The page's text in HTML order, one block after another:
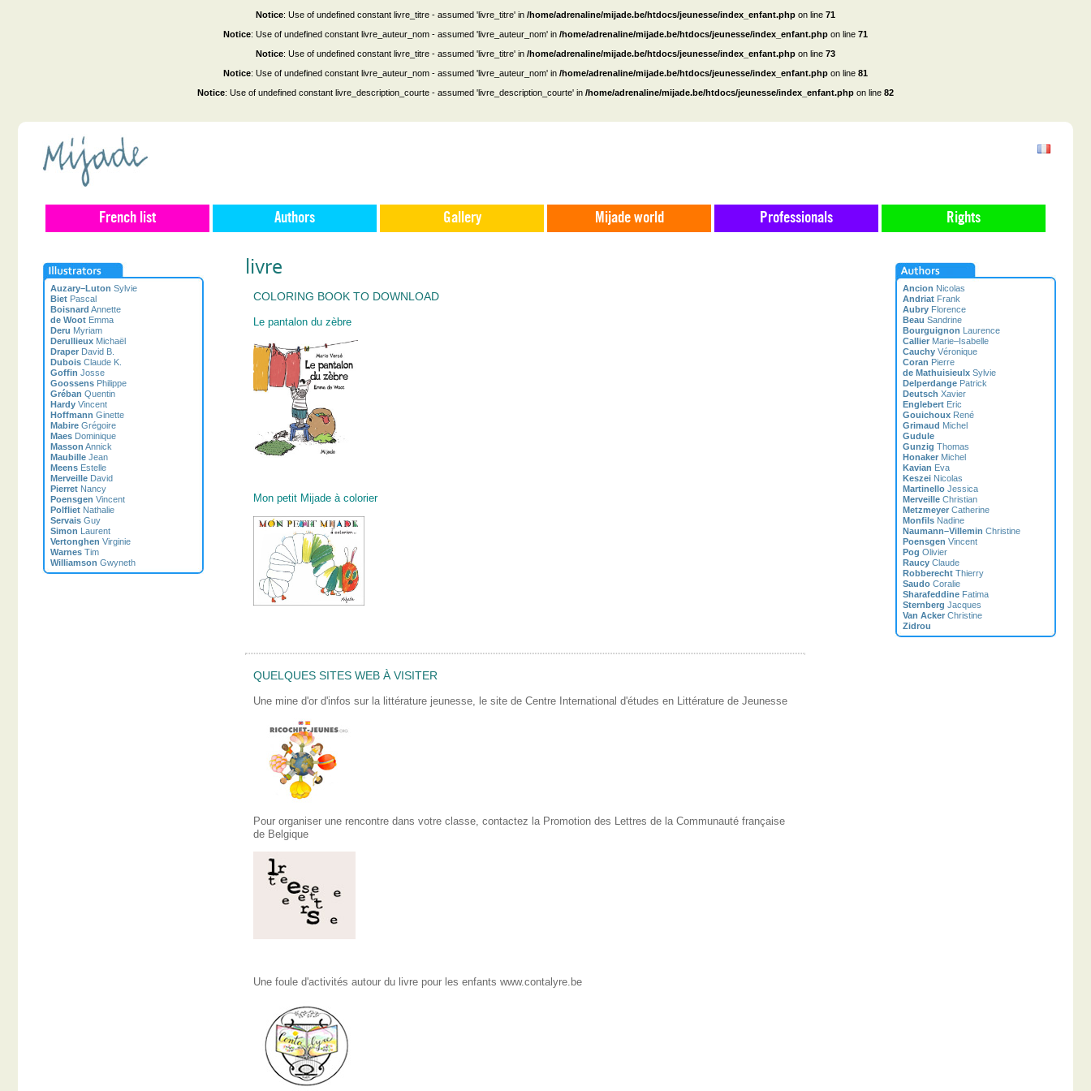
Notice: Use of undefined constant livre_titre - assumed 'livre_titre' in /home/adrenaline/mijade.be/htdocs/jeunesse/index_enfant.php on line 71
Notice: Use of undefined constant livre_auteur_nom - assumed 'livre_auteur_nom' in /home/adrenaline/mijade.be/htdocs/jeunesse/index_enfant.php on line 71
Notice: Use of undefined constant livre_titre - assumed 'livre_titre' in /home/adrenaline/mijade.be/htdocs/jeunesse/index_enfant.php on line 73
Notice: Use of undefined constant livre_auteur_nom - assumed 'livre_auteur_nom' in /home/adrenaline/mijade.be/htdocs/jeunesse/index_enfant.php on line 81
Notice: Use of undefined constant livre_description_courte - assumed 'livre_description_courte' in /home/adrenaline/mijade.be/htdocs/jeunesse/index_enfant.php on line 82
French list Authors Gallery Mijade world Professionals Rights
Auzary–Luton Sylvie
Biet Pascal
Boisnard Annette
de Woot Emma
Deru Myriam
Derullieux Michaël
Draper David B.
Dubois Claude K.
Goffin Josse
Goossens Philippe
Gréban Quentin
Hardy Vincent
Hoffmann Ginette
Mabire Grégoire
Maes Dominique
Masson Annick
Maubille Jean
Meens Estelle
Merveille David
Pierret Nancy
Poensgen Vincent
Polfliet Nathalie
Servais Guy
Simon Laurent
Vertonghen Virginie
Warnes Tim
Williamson Gwyneth
livre
COLORING BOOK TO DOWNLOAD
Le pantalon du zèbre
Mon petit Mijade à colorier
QUELQUES SITES WEB À VISITER
Une mine d'or d'infos sur la littérature jeunesse, le site de Centre International d'études en Littérature de Jeunesse
Pour organiser une rencontre dans votre classe, contactez la Promotion des Lettres de la Communauté française
de Belgique
Une foule d'activités autour du livre pour les enfants www.contalyre.be
Ancion Nicolas
Andriat Frank
Aubry Florence
Beau Sandrine
Bourguignon Laurence
Callier Marie–Isabelle
Cauchy Véronique
Coran Pierre
de Mathuisieulx Sylvie
Delperdange Patrick
Deutsch Xavier
Englebert Eric
Gouichoux René
Grimaud Michel
Gudule
Gunzig Thomas
Honaker Michel
Kavian Eva
Keszei Nicolas
Martinello Jessica
Merveille Christian
Metzmeyer Catherine
Monfils Nadine
Naumann–Villemin Christine
Poensgen Vincent
Pog Olivier
Raucy Claude
Robberecht Thierry
Saudo Coralie
Sharafeddine Fatima
Sternberg Jacques
Van Acker Christine
Zidrou